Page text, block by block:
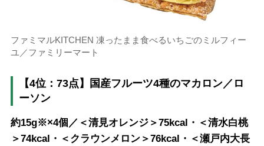
ファミマルKITCHEN 凍ったまま食べるいちごのミルフィー
ユ／ファミリーマート
【4位：73点】国産フルーツ4種のマカロン／ロ
ーソン
約15g※×4個／＜清見オレンジ＞75kcal・＜清水白桃
＞74kcal・＜クラウンメロン＞76kcal・＜瀬戸内大長